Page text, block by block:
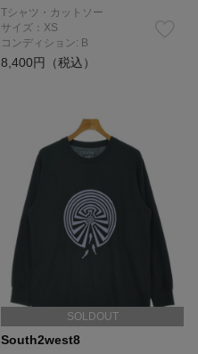
Tシャツ・カットソー
サイズ：XS
コンディション: B
8,400円（税込）
SOLDOUT
South2west8